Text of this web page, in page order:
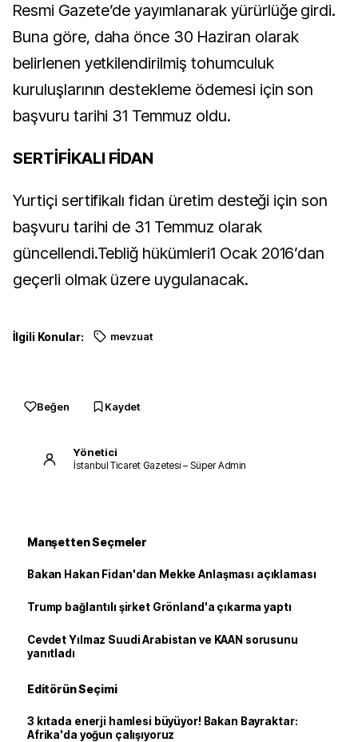
Resmi Gazete’de yayımlanarak yürürlüğe girdi.
Buna göre, daha önce 30 Haziran olarak
belirlenen yetkilendirilmiş tohumculuk
kuruluşlarının destekleme ödemesi için son
başvuru tarihi 31 Temmuz oldu.
SERTİFİKALI FİDAN
Yurtiçi sertifikalı fidan üretim desteği için son
başvuru tarihi de 31 Temmuz olarak
güncellendi.Tebliğ hükümleri1 Ocak 2016’dan
geçerli olmak üzere uygulanacak.
İlgili Konular: mevzuat
Beğen Kaydet
Yönetici
İstanbul Ticaret Gazetesi – Süper Admin
Manşetten Seçmeler
Bakan Hakan Fidan'dan Mekke Anlaşması açıklaması
Trump bağlantılı şirket Grönland'a çıkarma yaptı
Cevdet Yılmaz Suudi Arabistan ve KAAN sorusunu
yanıtladı
Editörün Seçimi
3 kıtada enerji hamlesi büyüyor! Bakan Bayraktar:
Afrika'da yoğun çalışıyoruz